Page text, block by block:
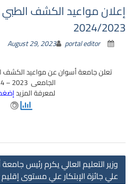
إعلان مواعيد الكشف
2024/2023
August 29, 2023 portal editor
تعلن جامعة أسوان عن مواعيد الكشف
الجامعى 2023 – 2024
لمعرفة المزيد
وزير التعليم العالي يكرم رئيس
علي جائزة الإبتكار علي مستوى